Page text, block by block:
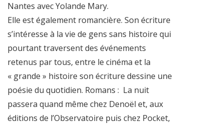
Nantes avec Yolande Mary.
Elle est également romancière. Son écriture
s’intéresse à la vie de gens sans histoire qui
pourtant traversent des événements
retenus par tous, entre le cinéma et la
« grande » histoire son écriture dessine une
poésie du quotidien. Romans : La nuit
passera quand même chez Denoël et, aux
éditions de l’Observatoire puis chez Pocket,